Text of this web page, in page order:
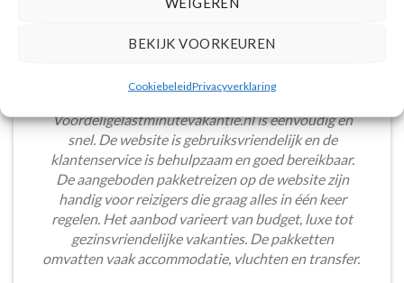
BEKIJK VOORKEUREN
CookiebeleidPrivacyverklaring
Voordeligelastminutevakantie.nl is eenvoudig en
snel. De website is gebruiksvriendelijk en de
klantenservice is behulpzaam en goed bereikbaar.
De aangeboden pakketreizen op de website zijn
handig voor reizigers die graag alles in één keer
regelen. Het aanbod varieert van budget, luxe tot
gezinsvriendelijke vakanties. De pakketten
omvatten vaak accommodatie, vluchten en transfer.